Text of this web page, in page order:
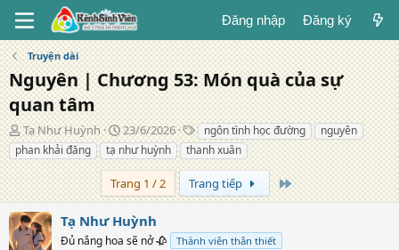
Đăng nhập Đăng ký
Truyện dài
Nguyên | Chương 53: Món quà của sự
quan tâm
T
á
c
g
i
ả
Tạ Như Huỳnh
N
g
à
đ
n
g
23/6/2026
T
ừ
k
ó
ngôn tình học đường
nguyên
phan khải đăng
tạ như huỳnh thanh xuân
Trang 1 / 2 Trang tiếp Trang cuối
Tạ Như Huỳnh
Đủ nắng hoa sẽ nở 🥀 Thành viên thân thiết